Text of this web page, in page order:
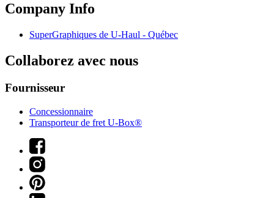
Company Info
SuperGraphiques de U-Haul - Québec
Collaborez avec nous
Fournisseur
Concessionnaire
Transporteur de fret U-Box®